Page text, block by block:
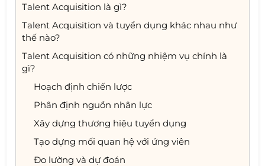
Talent Acquisition là gì?
Talent Acquisition và tuyển dụng khác nhau như
thế nào?
Talent Acquisition có những nhiệm vụ chính là
gì?
Hoạch định chiến lược
Phân định nguồn nhân lực
Xây dựng thương hiệu tuyển dụng
Tạo dựng mối quan hệ với ứng viên
Đo lường và dự đoán